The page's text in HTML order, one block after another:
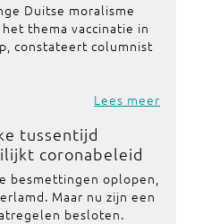
Duitse moralisme
thema vaccinatie in
constateert columnist
Lees meer
tussentijd
coronabeleid
besmettingen oplopen,
Maar nu zijn een
besloten.